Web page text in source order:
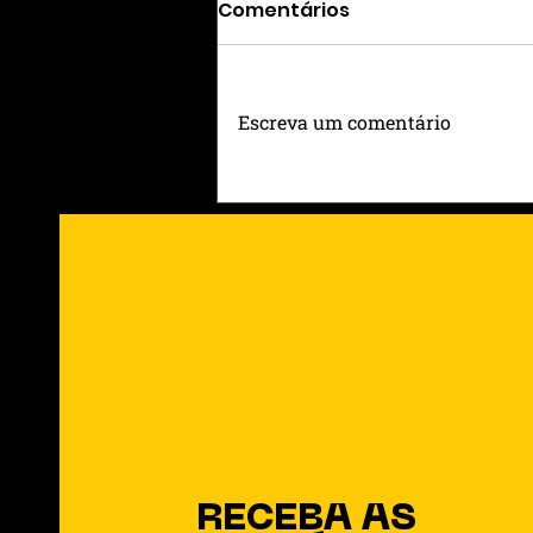
Entre Rótulos e Raízes: O
Comentários
Escreva um comentário
RECEBA AS